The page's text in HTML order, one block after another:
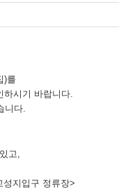
)를
하시기 바랍니다.
니다.
고,
성지입구 정류장>